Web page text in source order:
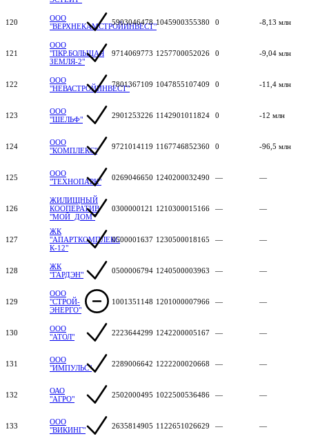
120
ООО
"ВЕРХНЕКАМСТРОЙИНВЕСТ"
5903046478 1045900355380 0 -8,13 млн
121
ООО
"ПКР.БОЛЬШАЯ
ЗЕМЛЯ-2"
9714069773 1257700052026 0 -9,04 млн
122
ООО
"НЕВАСТРОЙИНВЕСТ"7801367109 1047855107409 0 -11,4 млн
123
ООО
"ШЕЛЬФ"
2901253226 1142901011824 0 -12 млн
124
ООО
"КОМПЛЕКС"
9721014119 1167746852360 0 -96,5 млн
125
ООО
"ТЕХНОПАРК"
0269046650 1240200032490 — —
126
ЖИЛИЩНЫЙ
КООПЕРАТИВ
"МОЙ_ДОМ"
0300000121 1210300015166 — —
127
ЖК
"АПАРТКОМПЛЕКС
К-12"
0500001637 1230500018165 — —
128
ЖК
"ГАРДЭН"
0500006794 1240500003963 — —
129
ООО
"СТРОЙ-
ЭНЕРГО"
1001351148 1201000007966 — —
130
ООО
"АТОЛ"
2223644299 1242200005167 — —
131
ООО
"ИМПУЛЬС"
2289006642 1222200020668 — —
132
ОАО
"АГРО"
2502000495 1022500536486 — —
133
ООО
"ВИКИНГ"
2635814905 1122651026629 — —